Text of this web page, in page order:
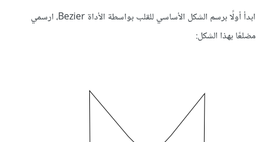
ابدأ أولًا برسم الشكل الأساسي للقلب بواسطة الأداة Bezier، ارسمي
مضلعًا بهذا الشكل: